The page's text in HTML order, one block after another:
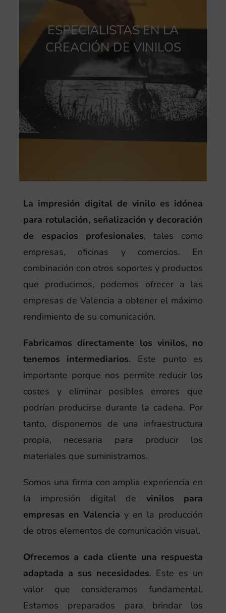
La impresión digital de vinilo es idónea
para rotulación, señalización y decoración
de espacios profesionales, tales como
empresas, oficinas y comercios. En
combinación con otros soportes y productos
que producimos, podemos ofrecer a las
empresas de Valencia a obtener el máximo
rendimiento de su comunicación.
Fabricamos directamente los vinilos, no
tenemos intermediarios. Este punto es
importante porque nos permite reducir los
costes y eliminar posibles errores que
podrían producirse durante la cadena. Por
tanto, disponemos de una infraestructura
propia, necesaria para producir los
materiales que suministramos.
Somos una firma con amplia experiencia en
la impresión digital de vinilos para
empresas en Valencia y en la producción
de otros elementos de comunicación visual.
Ofrecemos a cada cliente una respuesta
adaptada a sus necesidades. Este es un
valor que consideramos fundamental.
Estamos preparados para brindar los
ESPECIALISTAS EN LA
CREACIÓN DE VINILOS